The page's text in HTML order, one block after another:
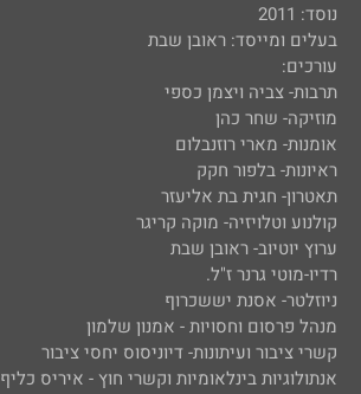
נוסד: 2011
בעלים ומייסד: ראובן שבת
עורכים:
תרבות- צביה ויצמן כספי
מוזיקה- שחר כהן
אומנות- מארי רוזנבלום
ראיונות- בלפור חקק
תאטרון- חגית בת אליעזר
קולנוע וטלויזיה- מוקה קריגר
ערוץ יוטיוב- ראובן שבת
רדיו-מוטי גרנר ז"ל.
ניוזלטר- אסנת יששכרוף
מנהל פרסום וחסויות - אמנון שלמון
קשרי ציבור ועיתונות- דיוניסוס יחסי ציבור
אנתולוגיות בינלאומיות וקשרי חוץ - איריס כליף